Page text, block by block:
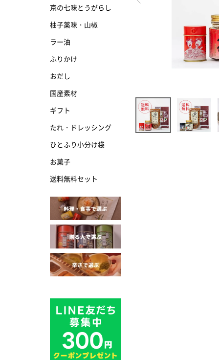
京の七味とうがらし
柚子薬味・山椒
ラー油
ふりかけ
おだし
国産素材
ギフト
たれ・ドレッシング
ひとふり小分け袋
お菓子
送料無料セット